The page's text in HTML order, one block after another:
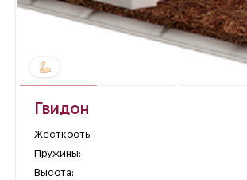
Гвидон
Жесткость:
Пружины:
Высота: